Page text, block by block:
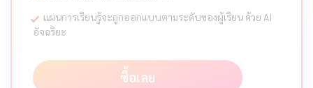
แผนการเรียนรู้จะถูกออกแบบตามระดับของผู้เรียน ด้วย AI
อัจฉริยะ
ซื้อเลย